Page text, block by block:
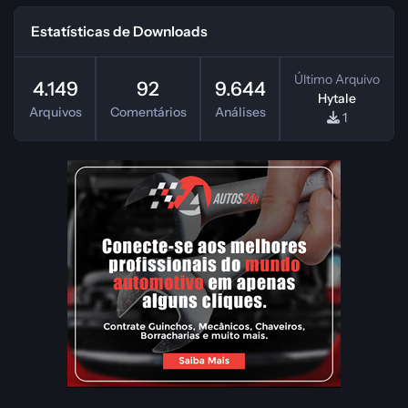
Estatísticas de Downloads
4.149
Arquivos
92
Comentários
9.644
Análises
Último Arquivo
Hytale
1